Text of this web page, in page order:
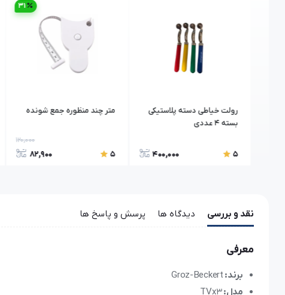
رولت خیاطی دسته پلاستیکی
بسته 4 عددی
5
400,000
متر چند منظوره جمع شونده
5
120,000
82,900
31
نقد و بررسی دیدگاه ها پرسش و پاسخ ها
معرفی
برند:
مدل:TVx3